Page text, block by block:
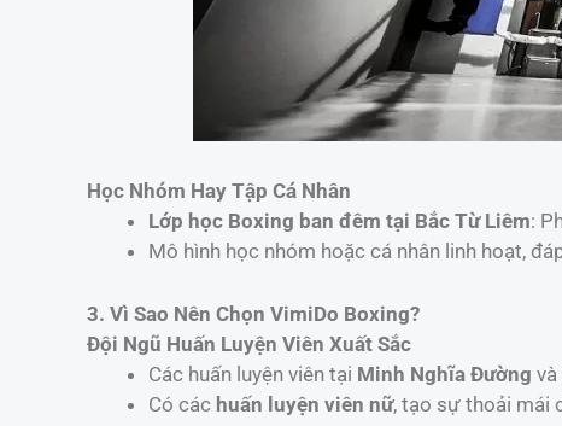
Học Nhóm Hay Tập Cá Nhân
Lớp học Boxing ban đêm tại Bắc Từ Liêm:
Mô hình học nhóm hoặc cá nhân linh hoạt,
3. Vì Sao Nên Chọn VimiDo Boxing?
Đội Ngũ Huấn Luyện Viên Xuất Sắc
Các huấn luyện viên tại Minh Nghĩa Đường và
Có các huấn luyện viên nữ, tạo sự thoải mái